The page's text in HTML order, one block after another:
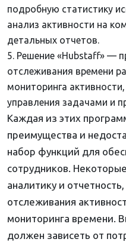
подробную статистику
анализ активности на
детальных отчетов.
Решение «Hubstaff» —
отслеживания времени
мониторинга
управления задачами и
Каждая из этих
преимущества и
набор функций для
сотрудников.
аналитику и
отслеживания
мониторинга времени.
должен зависеть от